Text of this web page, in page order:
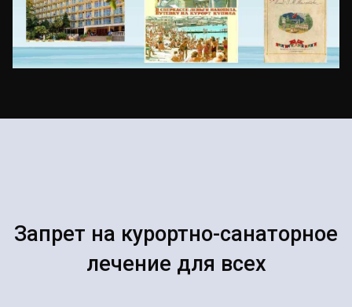
Запрет на курортно-санаторное
лечение для всех